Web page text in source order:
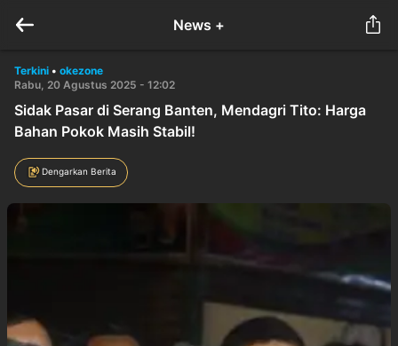
News +
Terkini • okezone
Rabu, 20 Agustus 2025 - 12:02
Sidak Pasar di Serang Banten, Mendagri Tito: Harga
Bahan Pokok Masih Stabil!
Dengarkan Berita